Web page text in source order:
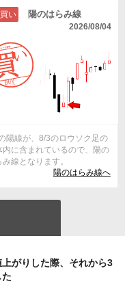
買い 陽のはらみ線
2026/08/04
陽線が、8/3のロウソク足の
内に含まれているので、陽の
み線となります。
陽のはらみ線へ
がりした際、それから3